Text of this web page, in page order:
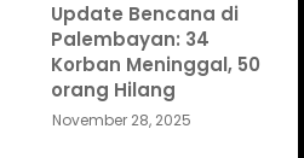
Update Bencana di
Palembayan: 34
Korban Meninggal, 50
orang Hilang
November 28, 2025